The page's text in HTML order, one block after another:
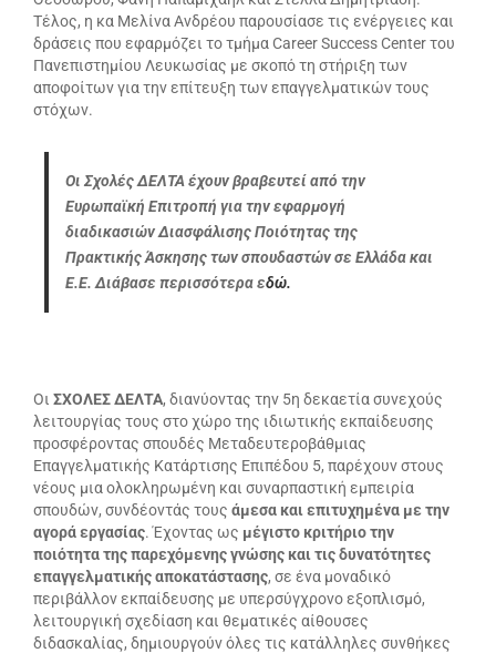
Τέλος, η κα Μελίνα Ανδρέου παρουσίασε τις ενέργειες και
δράσεις που εφαρµόζει το τµήµα Career Success Center του
Πανεπιστηµίου Λευκωσίας µε σκοπό τη στήριξη των
αποφοίτων για την επίτευξη των επαγγελµατικών τους
στόχων.
Οι Σχολές ΔΕΛΤΑ έχουν βραβευτεί από την
Ευρωπαϊκή Επιτροπή για την εφαρμογή
διαδικασιών Διασφάλισης Ποιότητας της
Πρακτικής Άσκησης των σπουδαστών σε Ελλάδα και
Ε.Ε. Διάβασε περισσότερα εδώ.
Οι ΣΧΟΛΕΣ ΔΕΛΤΑ, διανύοντας την 5η δεκαετία συνεχούς
λειτουργίας τους στο χώρο της ιδιωτικής εκπαίδευσης
προσφέροντας σπουδές Μεταδευτεροβάθμιας
Επαγγελματικής Κατάρτισης Επιπέδου 5, παρέχουν στους
νέους μια ολοκληρωμένη και συναρπαστική εμπειρία
σπουδών, συνδέοντάς τους άμεσα και επιτυχημένα με την
αγορά εργασίας. Έχοντας ως μέγιστο κριτήριο την
ποιότητα της παρεχόμενης γνώσης και τις δυνατότητες
επαγγελματικής αποκατάστασης, σε ένα μοναδικό
περιβάλλον εκπαίδευσης με υπερσύγχρονο εξοπλισμό,
λειτουργική σχεδίαση και θεματικές αίθουσες
διδασκαλίας, δημιουργούν όλες τις κατάλληλες συνθήκες